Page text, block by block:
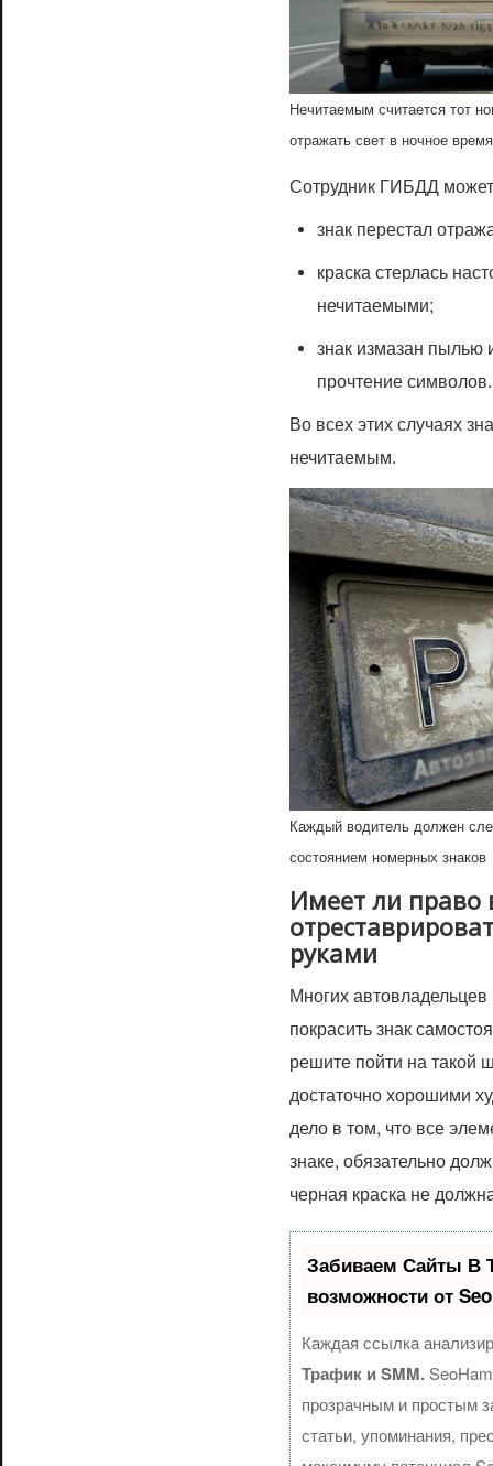
Нечитаемым считается тот
отражать свет в ночное
Сотрудник ГИБДД
знак перестал
краска стерлась
нечитаемыми;
знак измазан пылью
прочтение символов.
Во всех этих случаях
нечитаемым.
Каждый водитель должен
состоянием номерных знаков
Имеет ли право
руками
Многих
покрасить знак
решите пойти на такой
достаточно хорошими
дело в том, что все
знаке, обязательно
черная краска не
Забиваем Сайты
возможности от
Каждая ссылка
Трафик и SMM.
прозрачным и простым
статьи, упоминания,